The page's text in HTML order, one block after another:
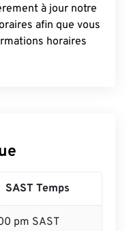
à jour notre
afin que vous
horaires
SAST Temps
pm SAST